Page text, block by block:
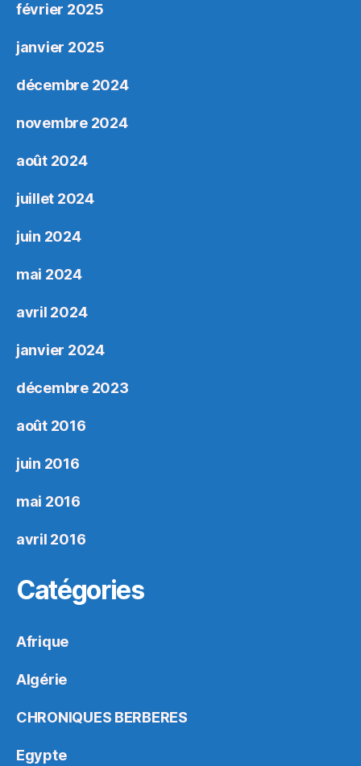
février 2025
janvier 2025
décembre 2024
novembre 2024
août 2024
juillet 2024
juin 2024
mai 2024
avril 2024
janvier 2024
décembre 2023
août 2016
juin 2016
mai 2016
avril 2016
Catégories
Afrique
Algérie
CHRONIQUES BERBERES
Egypte